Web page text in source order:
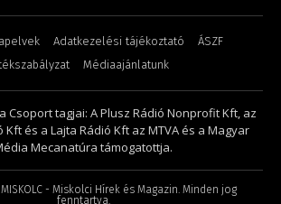
Adatkezelési tájékoztató
ÁSZF
Médiaajánlatunk
Csoport tagjai: A Plusz Rádió Nonprofit Kft, az
és a Lajta Rádió Kft az MTVA és a Magyar
Mecanatúra támogatottja.
- Miskolci Hírek és Magazin. Minden jog
fenntartva.